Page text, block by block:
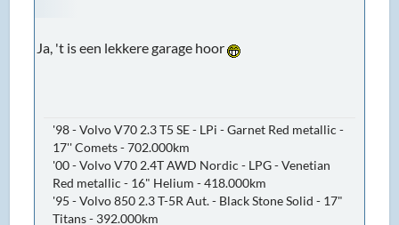
Ja, 't is een lekkere garage hoor
'98 - Volvo V70 2.3 T5 SE - LPi - Garnet Red metallic -
17'' Comets - 702.000km
'00 - Volvo V70 2.4T AWD Nordic - LPG - Venetian
Red metallic - 16" Helium - 418.000km
'95 - Volvo 850 2.3 T-5R Aut. - Black Stone Solid - 17"
Titans - 392.000km